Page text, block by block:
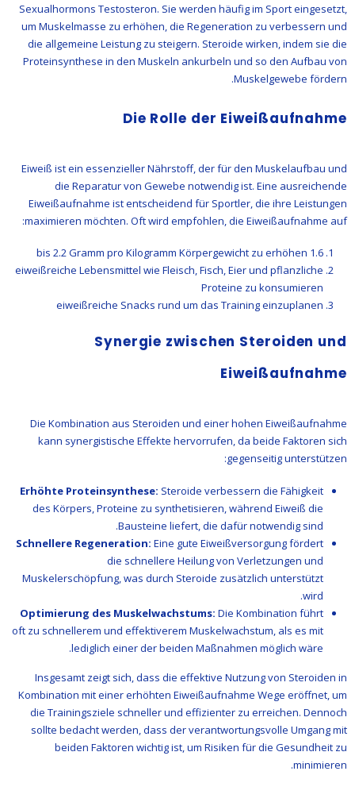
Sexualhormons Testosteron. Sie werden häufig im Sport eingesetzt,
um Muskelmasse zu erhöhen, die Regeneration zu verbessern und
die allgemeine Leistung zu steigern. Steroide wirken, indem sie die
Proteinsynthese in den Muskeln ankurbeln und so den Aufbau von
Muskelgewebe fördern.
Die Rolle der Eiweißaufnahme
Eiweiß ist ein essenzieller Nährstoff, der für den Muskelaufbau und
die Reparatur von Gewebe notwendig ist. Eine ausreichende
Eiweißaufnahme ist entscheidend für Sportler, die ihre Leistungen
maximieren möchten. Oft wird empfohlen, die Eiweißaufnahme auf:
1.6 bis 2.2 Gramm pro Kilogramm Körpergewicht zu erhöhen
eiweißreiche Lebensmittel wie Fleisch, Fisch, Eier und pflanzliche
Proteine zu konsumieren
eiweißreiche Snacks rund um das Training einzuplanen
Synergie zwischen Steroiden und
Eiweißaufnahme
Die Kombination aus Steroiden und einer hohen Eiweißaufnahme
kann synergistische Effekte hervorrufen, da beide Faktoren sich
gegenseitig unterstützen:
Erhöhte Proteinsynthese: Steroide verbessern die Fähigkeit
des Körpers, Proteine zu synthetisieren, während Eiweiß die
Bausteine liefert, die dafür notwendig sind.
Schnellere Regeneration: Eine gute Eiweißversorgung fördert
die schnellere Heilung von Verletzungen und
Muskelerschöpfung, was durch Steroide zusätzlich unterstützt
wird.
Optimierung des Muskelwachstums: Die Kombination führt
oft zu schnellerem und effektiverem Muskelwachstum, als es mit
lediglich einer der beiden Maßnahmen möglich wäre.
Insgesamt zeigt sich, dass die effektive Nutzung von Steroiden in
Kombination mit einer erhöhten Eiweißaufnahme Wege eröffnet, um
die Trainingsziele schneller und effizienter zu erreichen. Dennoch
sollte bedacht werden, dass der verantwortungsvolle Umgang mit
beiden Faktoren wichtig ist, um Risiken für die Gesundheit zu
minimieren.